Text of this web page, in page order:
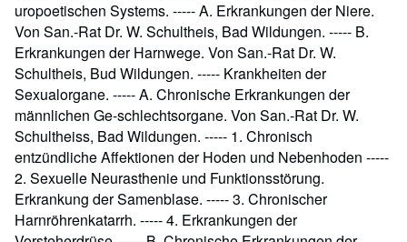
uropoetischen Systems. ----- A. Erkrankungen der Niere.
Von San.-Rat Dr. W. Schultheis, Bad Wildungen. ----- B.
Erkrankungen der Harnwege. Von San.-Rat Dr. W.
Schultheis, Bud Wildungen. ----- Krankheiten der
Sexualorgane. ----- A. Chronische Erkrankungen der
männlichen Ge-schlechtsorgane. Von San.-Rat Dr. W.
Schultheiss, Bad Wildungen. ----- 1. Chronisch
entzündliche Affektionen der Hoden und Nebenhoden -----
2. Sexuelle Neurasthenie und Funktionsstörung.
Erkrankung der Samenblase. ----- 3. Chronischer
Harnröhrenkatarrh. ----- 4. Erkrankungen der